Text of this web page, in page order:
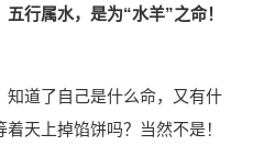
行属水，是为“水羊”之命！
知道了自己是什么命，又有什
天上掉馅饼吗？当然不是！